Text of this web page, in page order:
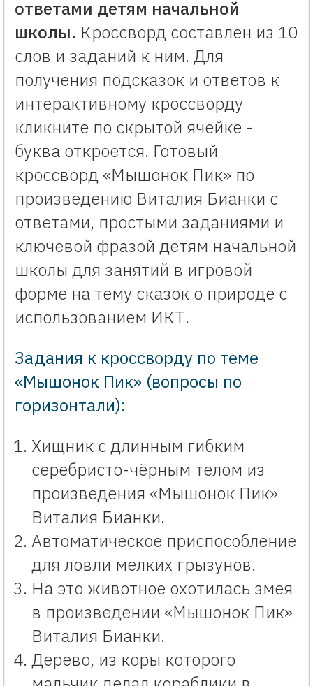
ответами детям начальной
школы. Кроссворд составлен из 10
слов и заданий к ним. Для
получения подсказок и ответов к
интерактивному кроссворду
кликните по скрытой ячейке -
буква откроется. Готовый
кроссворд «Мышонок Пик» по
произведению Виталия Бианки с
ответами, простыми заданиями и
ключевой фразой детям начальной
школы для занятий в игровой
форме на тему сказок о природе с
использованием ИКТ.
Задания к кроссворду по теме
«Мышонок Пик» (вопросы по
горизонтали):
Хищник с длинным гибким
серебристо-чёрным телом из
произведения «Мышонок Пик»
Виталия Бианки.
Автоматическое приспособление
для ловли мелких грызунов.
На это животное охотилась змея
в произведении «Мышонок Пик»
Виталия Бианки.
Дерево, из коры которого